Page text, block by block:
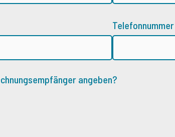
Telefonnummer
angeben?